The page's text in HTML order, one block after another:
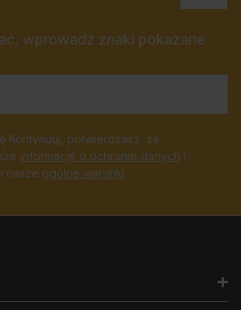
wprowadź znaki pokazane
Kontynuuj, potwierdzasz, że
informacje o ochronie danych i
nasze ogólne warunki.